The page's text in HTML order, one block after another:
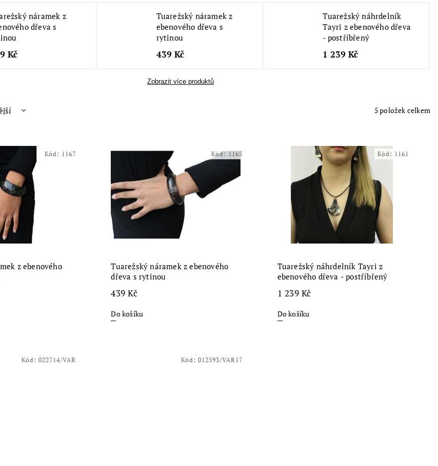
náramek z
dřeva s
Kč
Tuarežský náramek z
ebenového dřeva s
rytinou
439 Kč
Tuarežský náhrdelník
Tayri z ebenového dřeva
- postříbřený
1 239 Kč
Zobrazit více produktů
5položek celkem
z ebenového
Kód: 1167
Tuarežský náramek z ebenového
dřeva s rytinou
439 Kč
Do košíku
Kód: 1165
Tuarežský náhrdelník Tayri z
ebenového dřeva - postříbřený
1 239 Kč
Do košíku
Kód: 1161
Kód:022714/VAR Kód: 012593/VAR17